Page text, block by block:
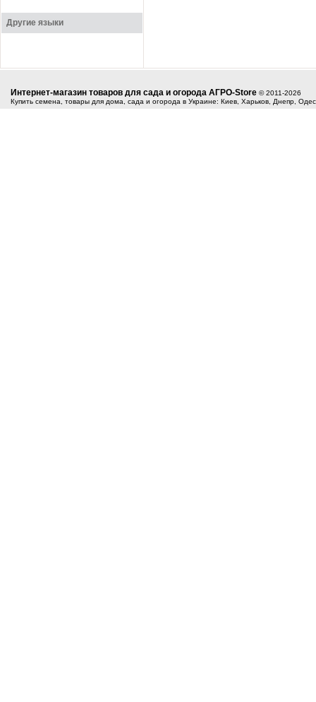
Другие языки
Интернет-магазин товаров для сада и огорода АГРО-Store © 2011-2026
Купить семена, товары для дома, сада и огорода в Украине: Киев, Харьков, Днепр,